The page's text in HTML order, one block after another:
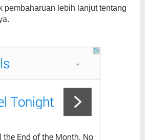
pembaharuan lebih lanjut tentang